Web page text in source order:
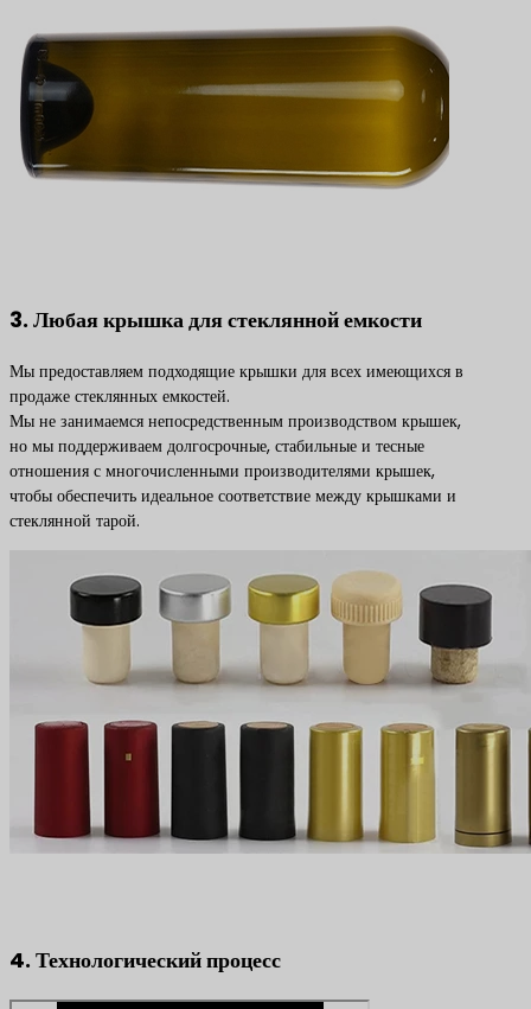
3. Любая крышка для стеклянной емкости
Мы предоставляем подходящие крышки для всех имеющихся в
продаже стеклянных емкостей.
Мы не занимаемся непосредственным производством крышек,
но мы поддерживаем долгосрочные, стабильные и тесные
отношения с многочисленными производителями крышек,
чтобы обеспечить идеальное соответствие между крышками и
стеклянной тарой.
4. Технологический процесс